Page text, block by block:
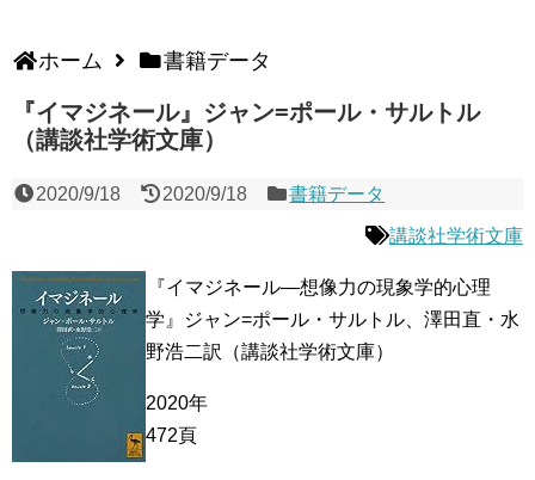
ホーム 書籍データ
『イマジネール』ジャン=ポール・サルトル
（講談社学術文庫）
2020/9/18 2020/9/18 書籍データ
講談社学術文庫
『イマジネール―想像力の現象学的心理
学』ジャン=ポール・サルトル、澤田直・水
野浩二訳（講談社学術文庫）
2020年
472頁